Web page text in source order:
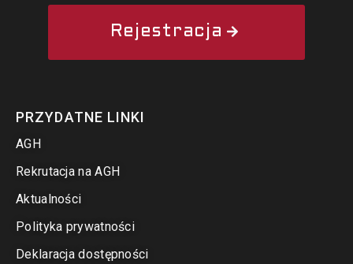
Rejestracja
PRZYDATNE LINKI
AGH
Rekrutacja na AGH
Aktualności
Polityka prywatności
Deklaracja dostępności